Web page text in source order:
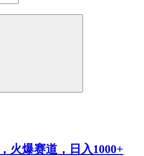
火爆赛道，日入1000+